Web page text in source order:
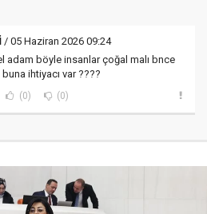
/ 05 Haziran 2026 09:24
adam böyle insanlar çoğal malı bnce
ihtiyacı var ????
(0) (0)